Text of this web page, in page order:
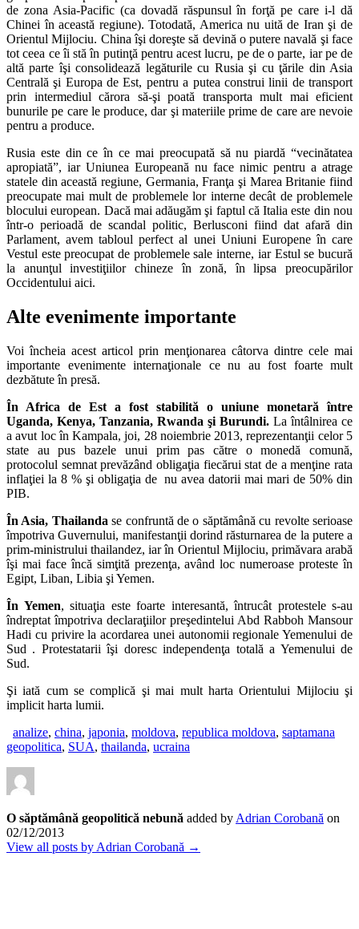
de zona Asia-Pacific (ca dovadă răspunsul în forţă pe care i-l dă
Chinei în această regiune). Totodată, America nu uită de Iran şi de
Orientul Mijlociu. China îşi doreşte să devină o putere navală şi face
tot ceea ce îi stă în putinţă pentru acest lucru, pe de o parte, iar pe de
altă parte îşi consolidează legăturile cu Rusia şi cu ţările din Asia
Centrală şi Europa de Est, pentru a putea construi linii de transport
prin intermediul cărora să-şi poată transporta mult mai eficient
bunurile pe care le produce, dar şi materiile prime de care are nevoie
pentru a produce.
Rusia este din ce în ce mai preocupată să nu piardă “vecinătatea
apropiată”, iar Uniunea Europeană nu face nimic pentru a atrage
statele din această regiune, Germania, Franţa şi Marea Britanie fiind
preocupate mai mult de problemele lor interne decât de problemele
blocului european. Dacă mai adăugăm şi faptul că Italia este din nou
într-o perioadă de scandal politic, Berlusconi fiind dat afară din
Parlament, avem tabloul perfect al unei Uniuni Europene în care
Vestul este preocupat de problemele sale interne, iar Estul se bucură
la anunţul investiţiilor chineze în zonă, în lipsa preocupărilor
Occidentului aici.
Alte evenimente importante
Voi încheia acest articol prin menţionarea câtorva dintre cele mai
importante evenimente internaţionale ce nu au fost foarte mult
dezbătute în presă.
În Africa de Est a fost stabilită o uniune monetară între
Uganda, Kenya, Tanzania, Rwanda şi Burundi. La întâlnirea ce
a avut loc în Kampala, joi, 28 noiembrie 2013, reprezentanţii celor 5
state au pus bazele unui prim pas către o monedă comună,
protocolul semnat prevăzând obligaţia fiecărui stat de a menţine rata
inflaţiei la 8 % şi obligaţia de nu avea datorii mai mari de 50% din
PIB.
În Asia, Thailanda se confruntă de o săptămână cu revolte serioase
împotriva Guvernului, manifestanţii dorind răsturnarea de la putere a
prim-ministrului thailandez, iar în Orientul Mijlociu, primăvara arabă
îşi mai face încă simţită prezenţa, având loc numeroase proteste în
Egipt, Liban, Libia şi Yemen.
În Yemen, situaţia este foarte interesantă, întrucât protestele s-au
îndreptat împotriva declaraţiilor preşedintelui Abd Rabboh Mansour
Hadi cu privire la acordarea unei autonomii regionale Yemenului de
Sud . Protestatarii îşi doresc independenţa totală a Yemenului de
Sud.
Şi iată cum se complică şi mai mult harta Orientului Mijlociu şi
implicit harta lumii.
analize, china, japonia, moldova, republica moldova, saptamana
geopolitica, SUA, thailanda, ucraina
O săptămână geopolitică nebună added by Adrian Corobană on
02/12/2013
View all posts by Adrian Corobană →